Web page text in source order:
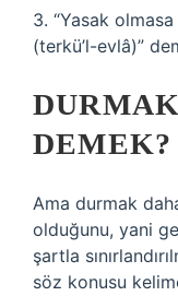
3. “Yasak
(terkü’l-evlâ)”
DEMEK?
Ama durmak
olduğunu, yani
şartla
söz konusu